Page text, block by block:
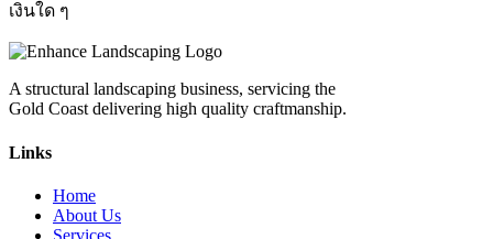
เงินใด ๆ
A structural landscaping business, servicing the
Gold Coast delivering high quality craftmanship.
Links
Home
About Us
Services